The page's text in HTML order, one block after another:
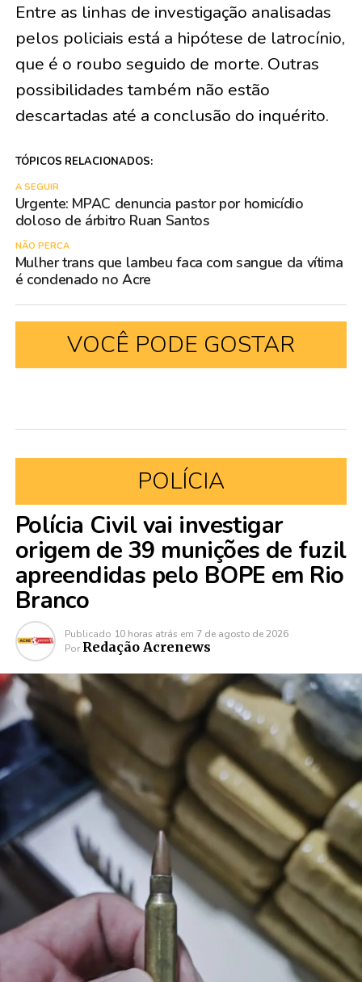
Entre as linhas de investigação analisadas
pelos policiais está a hipótese de latrocínio,
que é o roubo seguido de morte. Outras
possibilidades também não estão
descartadas até a conclusão do inquérito.
TÓPICOS RELACIONADOS:
A SEGUIR
Urgente: MPAC denuncia pastor por homicídio
doloso de árbitro Ruan Santos
NÃO PERCA
Mulher trans que lambeu faca com sangue da vítima
é condenado no Acre
VOCÊ PODE GOSTAR
POLÍCIA
Polícia Civil vai investigar
origem de 39 munições de fuzil
apreendidas pelo BOPE em Rio
Branco
Publicado 10 horas atrás em 7 de agosto de 2026
Por Redação Acrenews